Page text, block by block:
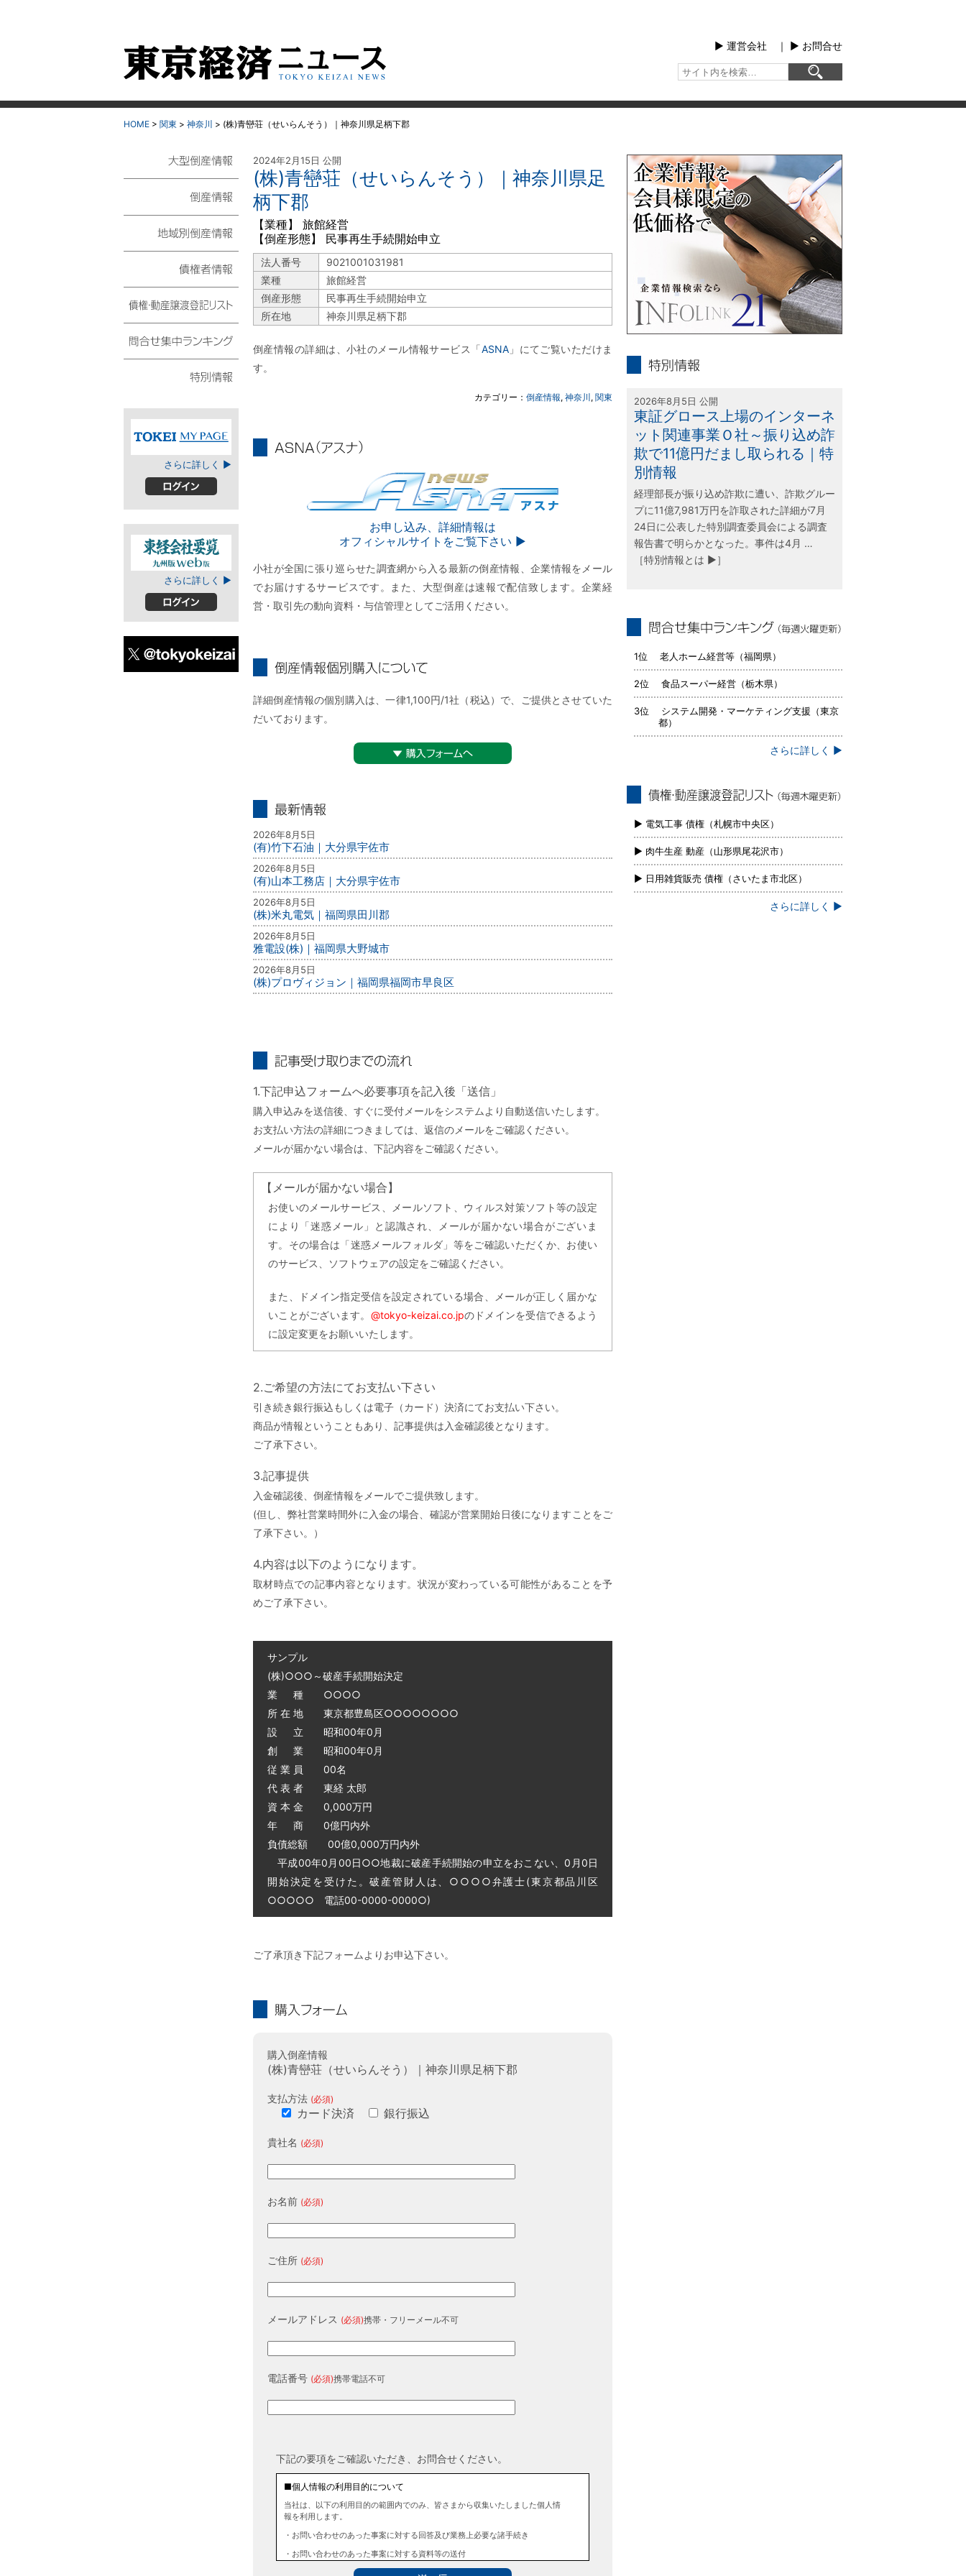
▶︎ 運営会社 ｜ ▶︎ お問合せ
HOME > 関東 > 神奈川 > (株)青巒荘（せいらんそう）｜神奈川県足柄下郡
2024年2月15日 公開
(株)青巒荘（せいらんそう）｜神奈川県足
柄下郡
【業種】 旅館経営
【倒産形態】 民事再生手続開始申立
法人番号
9021001031981
業種
旅館経営
倒産形態
民事再生手続開始申立
所在地
神奈川県足柄下郡
倒産情報の詳細は、小社のメール情報サービス「ASNA」にてご覧いただけま
す。
カテゴリー： 倒産情報, 神奈川 , 関東
お申し込み、詳細情報は
オフィシャルサイトをご覧下さい ▶︎
小社が全国に張り巡らせた調査網から入る最新の倒産情報、企業情報をメール
でお届けするサービスです。また、大型倒産は速報で配信致します。企業経
営・取引先の動向資料・与信管理としてご活用ください。
詳細倒産情報の個別購入は、一律1,100円/1社（税込）で、ご提供とさせていた
だいております。
2026年8月5日
(有)竹下石油｜大分県宇佐市
2026年8月5日
(有)山本工務店｜大分県宇佐市
2026年8月5日
(株)米丸電気｜福岡県田川郡
2026年8月5日
雅電設(株)｜福岡県大野城市
2026年8月5日
(株)プロヴィジョン｜福岡県福岡市早良区
1.下記申込フォームへ必要事項を記入後「送信」
購入申込みを送信後、すぐに受付メールをシステムより自動送信いたします。
お支払い方法の詳細につきましては、返信のメールをご確認ください。
メールが届かない場合は、下記内容をご確認ください。
【メールが届かない場合】
お使いのメールサービス、メールソフト、ウィルス対策ソフト等の設定
により「迷惑メール」と認識され、メールが届かない場合がございま
す。その場合は「迷惑メールフォルダ」等をご確認いただくか、お使い
のサービス、ソフトウェアの設定をご確認ください。
また、ドメイン指定受信を設定されている場合、メールが正しく届かな
いことがございます。 @tokyo-keizai.co.jpのドメインを受信できるよう
に設定変更をお願いいたします。
2.ご希望の方法にてお支払い下さい
引き続き銀行振込もしくは電子（カード）決済にてお支払い下さい。
商品が情報ということもあり、記事提供は入金確認後となります。
ご了承下さい。
3.記事提供
入金確認後、倒産情報をメールでご提供致します。
(但し、弊社営業時間外に入金の場合、確認が営業開始日後になりますことをご
了承下さい。）
4.内容は以下のようになります。
取材時点での記事内容となります。状況が変わっている可能性があることを予
めご了承下さい。
サンプル
(株)○○○～破産手続開始決定
業 種 ○○○○
所 在 地 東京都豊島区○○○○○○○○
設 立 昭和00年0月
創 業 昭和00年0月
従 業 員 00名
代 表 者 東経 太郎
資 本 金 0,000万円
年 商 0億円内外
負債総額 00億0,000万円内外
平成00年0月00日○○地裁に破産手続開始の申立をおこない、0月0日
開始決定を受けた。破産管財人は、○○○○弁護士(東京都品川区
○○○○○ 電話00-0000-0000○)
ご了承頂き下記フォームよりお申込下さい。
購入倒産情報
(株)青巒荘（せいらんそう）｜神奈川県足柄下郡
支払方法 (必須)
カード決済 銀行振込
貴社名 (必須)
お名前 (必須)
ご住所 (必須)
メールアドレス (必須)携帯・フリーメール不可
電話番号 (必須)携帯電話不可
下記の要項をご確認いただき、お問合せください。
■個人情報の利用目的について
当社は、以下の利用目的の範囲内でのみ、皆さまから収集いたしました個人情
報を利用します。
・お問い合わせのあった事案に対する回答及び業務上必要な諸手続き
・お問い合わせのあった事案に対する資料等の送付
スト
TOKEIマイページ
さらに詳しく ▶
東経会社要覧web
さらに詳しく ▶
ログイン
2026年8月5日 公開
東証グロース上場のインターネ
ット関連事業Ｏ社～振り込め詐
欺で11億円だまし取られる｜特
別情報
経理部長が振り込め詐欺に遭い、詐欺グルー
プに11億7,981万円を詐取された詳細が7月
24日に公表した特別調査委員会による調査
報告書で明らかとなった。事件は4月 …
［特別情報とは ▶］
1位 老人ホーム経営等（福岡県）
2位 食品スーパー経営（栃木県）
3位 システム開発・マーケティング支援（東京
都）
さらに詳しく ▶
新）
▶ 電気工事 債権（札幌市中央区）
▶ 肉牛生産 動産（山形県尾花沢市）
▶ 日用雑貨販売 債権（さいたま市北区）
さらに詳しく ▶